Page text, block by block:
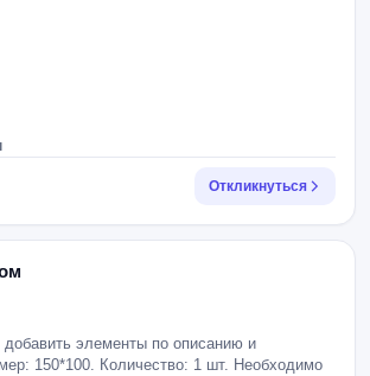
Откликнуться
элементы по описанию и
150*100. Количество: 1 шт. Необходимо